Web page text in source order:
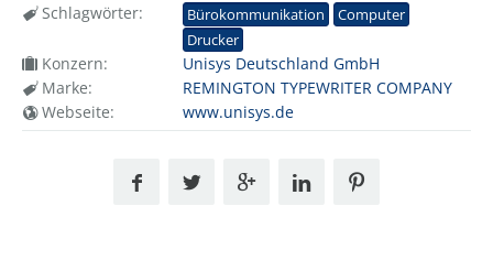
Schlagwörter:
Bürokommunikation
Computer
Drucker
Konzern:
Unisys Deutschland GmbH
Marke:
REMINGTON TYPEWRITER COMPANY
Webseite:
www.unisys.de